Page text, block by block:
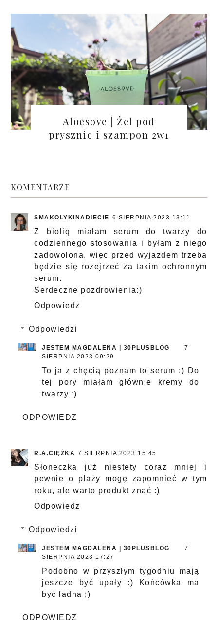
Aloesove | Żel pod
prysznic i szampon 2w1
KOMENTARZE
SMAKOLYKINADIECIE 6 SIERPNIA 2023 13:11
Z bioliq miałam serum do twarzy do
codziennego stosowania i byłam z niego
zadowolona, więc przed wyjazdem trzeba
będzie się rozejrzeć za takim ochronnym
serum.
Serdeczne pozdrowienia:)
Odpowiedz
Odpowiedzi
JESTEM MAGDALENA | 30PLUSBLOG
7
SIERPNIA 2023 09:29
To ja z chęcią poznam to serum :) Do
tej pory miałam głównie kremy do
twarzy :)
ODPOWIEDZ
R.A.CIĘŻKA 7 SIERPNIA 2023 15:45
Słoneczka już niestety coraz mniej i
pewnie o plaży mogę zapomnieć w tym
roku, ale warto produkt znać :)
Odpowiedz
Odpowiedzi
JESTEM MAGDALENA | 30PLUSBLOG
7
SIERPNIA 2023 17:27
Podobno w przyszłym tygodniu mają
jeszcze być upały :) Końcówka ma
być ładna ;)
ODPOWIEDZ